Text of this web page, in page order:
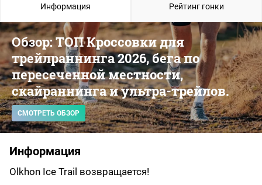
Обзор: ТОП Кроссовки для
трейлраннинга 2026, бега по
пересеченной местности,
скайраннинга и ультра-трейлов.
СМОТРЕТЬ ОБЗОР
Информация
Olkhon Ice Trail возвращается!
Информация Рейтинг гонки